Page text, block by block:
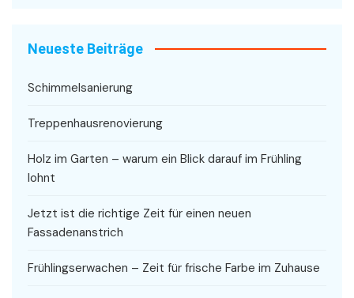
Neueste Beiträge
Schimmelsanierung
Treppenhausrenovierung
Holz im Garten – warum ein Blick darauf im Frühling
lohnt
Jetzt ist die richtige Zeit für einen neuen
Fassadenanstrich
Frühlingserwachen – Zeit für frische Farbe im Zuhause